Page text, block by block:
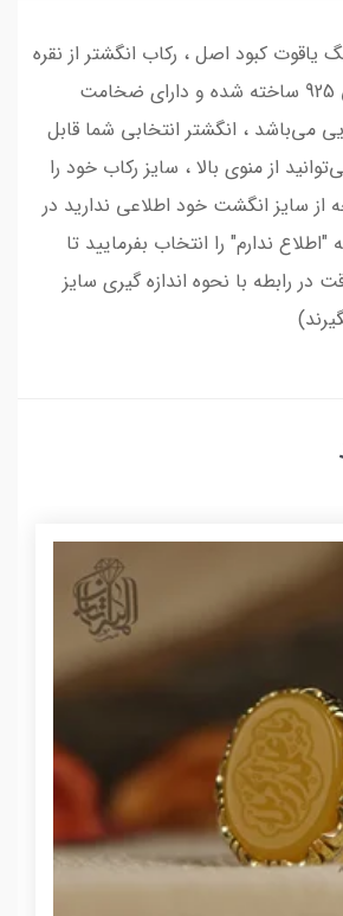
یاقوت کبود اصل ، رکاب انگشتر از نقره
اصل با عیار بین المللی 925 ساخته شده و دارای ضخامت
می‌باشد ، انگشتر انتخابی شما قابل
از منوی بالا ، سایز رکاب خود را
از سایز انگشت خود اطلاعی ندارید در
ندارم" را انتخاب بفرمایید تا
در رابطه با نحوه اندازه گیری سایز